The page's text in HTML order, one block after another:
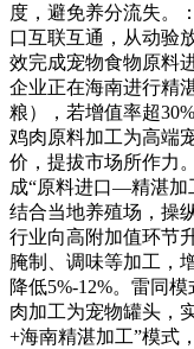
度，避免养分流失。
口互联互通，从动验
效完成宠物食物原料
企业正在海南进行精
粮），若增值率超
鸡肉原料加工为高端
价，提拔市场所作力
成“原料进口—精湛
结合当地养殖场，操
行业向高附加值环节
腌制、调味等加工，
降低5%-12%。雷同
肉加工为宠物罐头，
+海南精湛加工”模式